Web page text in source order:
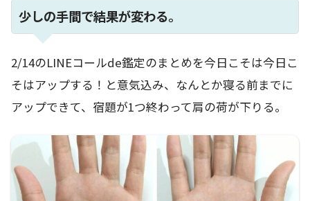
少しの手間で結果が変わる。
2/14のLINEコールde鑑定のまとめを今日こそは今日こ
そはアップする！と意気込み、なんとか寝る前までに
アップできて、宿題が1つ終わって肩の荷が下りる。